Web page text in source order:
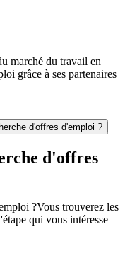
marché du travail en
grâce à ses partenaires
d'offres d'emploi ?
d'offres
?Vous trouverez les
qui vous intéresse